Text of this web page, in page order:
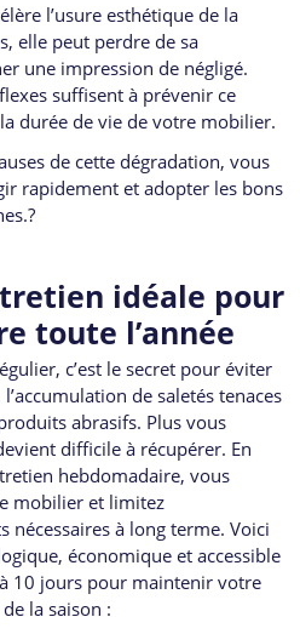
l’usure esthétique de la
elle peut perdre de sa
une impression de négligé.
suffisent à prévenir ce
durée de vie de votre mobilier.
de cette dégradation, vous
rapidement et adopter les bons
idéale pour
toute l’année
c’est le secret pour éviter
de saletés tenaces
abrasifs. Plus vous
difficile à récupérer. En
hebdomadaire, vous
mobilier et limitez
nécessaires à long terme. Voici
économique et accessible
10 jours pour maintenir votre
la saison :